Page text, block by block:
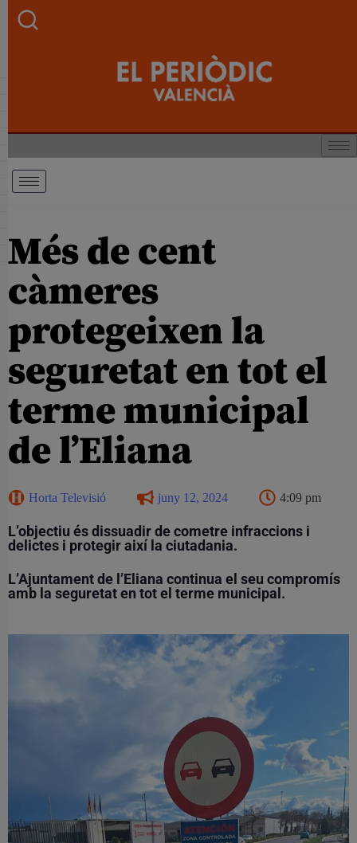
Més de cent
càmeres
protegeixen la
seguretat en tot el
terme municipal
de l’Eliana
Horta Televisió juny 12, 2024 4:09 pm
L’objectiu és dissuadir de cometre infraccions i
delictes i protegir així la ciutadania.
L’Ajuntament de l’Eliana continua el seu compromís
amb la seguretat en tot el terme municipal.